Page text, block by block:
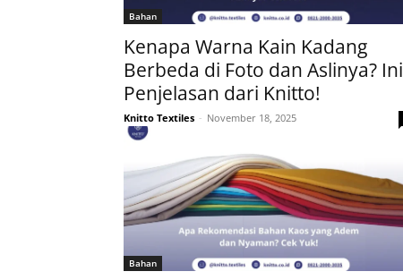
Bahan
Kenapa Warna Kain Kadang
Berbeda di Foto dan Aslinya? Ini
Penjelasan dari Knitto!
Knitto Textiles - November 18, 2025
Bahan